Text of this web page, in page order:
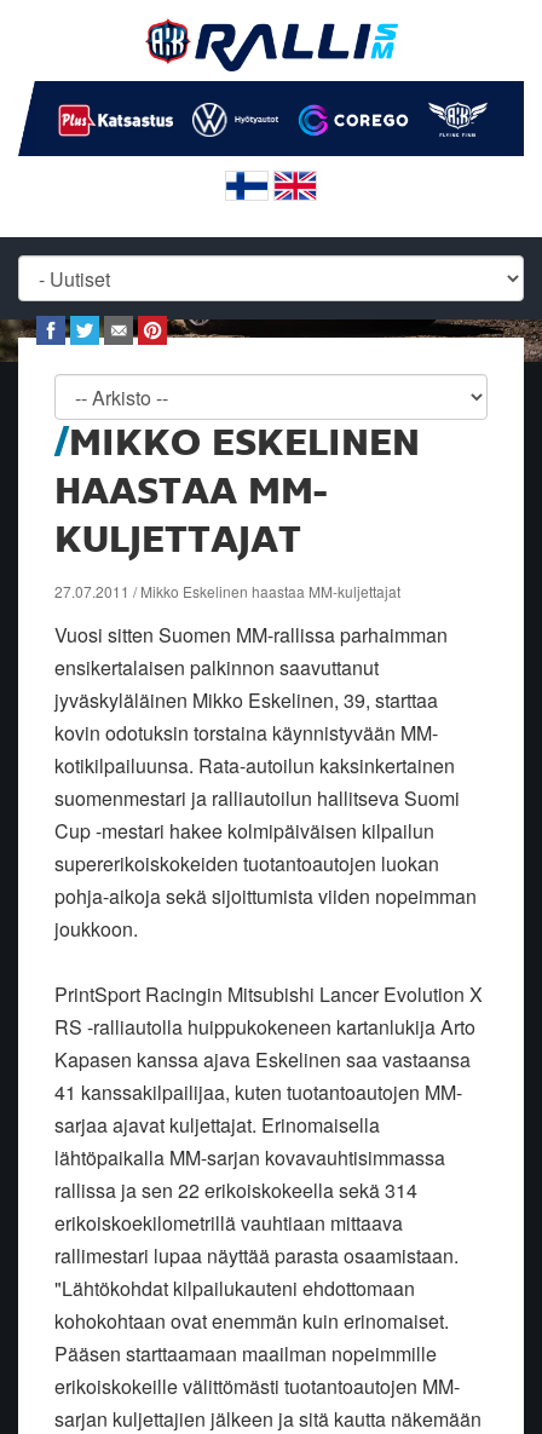
MIKKO ESKELINEN
HAASTAA MM-
KULJETTAJAT
27.07.2011 / Mikko Eskelinen haastaa MM-kuljettajat
Vuosi sitten Suomen MM-rallissa parhaimman
ensikertalaisen palkinnon saavuttanut
jyväskyläläinen Mikko Eskelinen, 39, starttaa
kovin odotuksin torstaina käynnistyvään MM-
kotikilpailuunsa. Rata-autoilun kaksinkertainen
suomenmestari ja ralliautoilun hallitseva Suomi
Cup -mestari hakee kolmipäiväisen kilpailun
supererikoiskokeiden tuotantoautojen luokan
pohja-aikoja sekä sijoittumista viiden nopeimman
joukkoon.
PrintSport Racingin Mitsubishi Lancer Evolution X
RS -ralliautolla huippukokeneen kartanlukija Arto
Kapasen kanssa ajava Eskelinen saa vastaansa
41 kanssakilpailijaa, kuten tuotantoautojen MM-
sarjaa ajavat kuljettajat. Erinomaisella
lähtöpaikalla MM-sarjan kovavauhtisimmassa
rallissa ja sen 22 erikoiskokeella sekä 314
erikoiskoekilometrillä vauhtiaan mittaava
rallimestari lupaa näyttää parasta osaamistaan.
"Lähtökohdat kilpailukauteni ehdottomaan
kohokohtaan ovat enemmän kuin erinomaiset.
Pääsen starttaamaan maailman nopeimmille
erikoiskokeille välittömästi tuotantoautojen MM-
sarjan kuljettajien jälkeen ja sitä kautta näkemään